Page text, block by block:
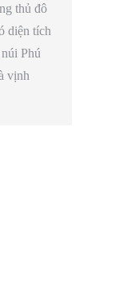
thủ đô
diện tích
Phú
vịnh